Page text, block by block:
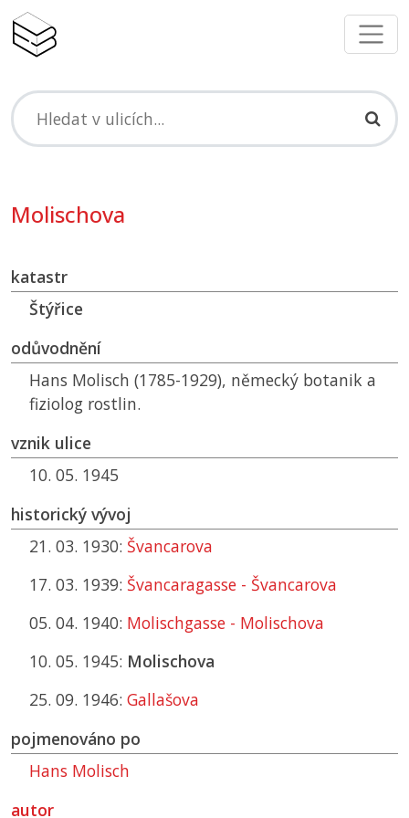
Molischova
katastr
Štýřice
odůvodnění
Hans Molisch (1785-1929), německý botanik a
fiziolog rostlin.
vznik ulice
10. 05. 1945
historický vývoj
21. 03. 1930: Švancarova
17. 03. 1939: Švancaragasse - Švancarova
05. 04. 1940: Molischgasse - Molischova
10. 05. 1945: Molischova
25. 09. 1946: Gallašova
pojmenováno po
Hans Molisch
autor